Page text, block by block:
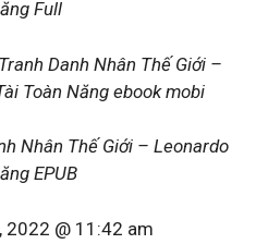
Full
Danh Nhân Thế Giới –
Toàn Năng ebook mobi
Nhân Thế Giới – Leonardo
EPUB
2022 @ 11:42 am